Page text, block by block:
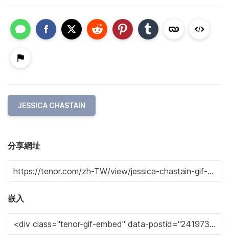
JESSICA CHASTAIN
分享網址
嵌入